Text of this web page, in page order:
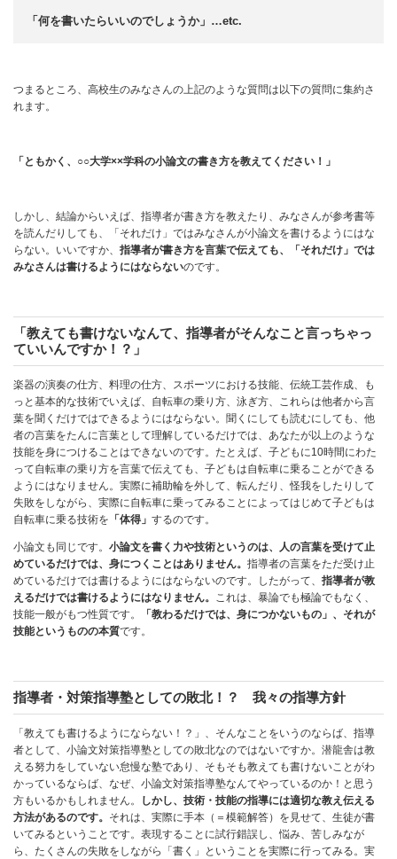
「何を書いたらいいのでしょうか」…etc.
つまるところ、高校生のみなさんの上記のような質問は以下の質問に集約さ
れます。
「ともかく、○○大学××学科の小論文の書き方を教えてください！」
しかし、結論からいえば、指導者が書き方を教えたり、みなさんが参考書等
を読んだりしても、「それだけ」ではみなさんが小論文を書けるようにはな
らない。いいですか、 指導者が書き方を言葉で伝えても、「それだけ」では
みなさんは書けるようにはならないのです。
「教えても書けないなんて、指導者がそんなこと言っちゃっ
ていいんですか！？」
楽器の演奏の仕方、料理の仕方、スポーツにおける技能、伝統工芸作成、も
っと基本的な技術でいえば、自転車の乗り方、泳ぎ方、これらは他者から言
葉を聞くだけではできるようにはならない。聞くにしても読むにしても、他
者の言葉をたんに言葉として理解しているだけでは、あなたが以上のような
技能を身につけることはできないのです。たとえば、子どもに10時間にわた
って自転車の乗り方を言葉で伝えても、子どもは自転車に乗ることができる
ようにはなりません。実際に補助輪を外して、転んだり、怪我をしたりして
失敗をしながら、実際に自転車に乗ってみることによってはじめて子どもは
自転車に乗る技術を 「体得」 するのです。
小論文も同じです。 小論文を書く力や技術というのは、人の言葉を受けて止
めているだけでは、身につくことはありません。 指導者の言葉をただ受け止
めているだけでは書けるようにはならないのです。したがって、 指導者が教
えるだけでは書けるようにはなりません。 これは、暴論でも極論でもなく、
技能一般がもつ性質です。
「教わるだけでは、身につかないもの」、それが
技能というものの本質です。
指導者・対策指導塾としての敗北！？ 我々の指導方針
「教えても書けるようにならない！？」、そんなことをいうのならば、指導
者として、小論文対策指導塾としての敗北なのではないですか。潜龍舎は教
える努力をしていない怠慢な塾であり、そもそも教えても書けないことがわ
かっているならば、なぜ、小論文対策指導塾なんてやっているのか！と思う
方もいるかもしれません。
しかし、技術・技能の指導には適切な教え伝える
方法があるのです。 それは、実際に手本（＝模範解答）を見せて、生徒が書
いてみるということです。表現することに試行錯誤し、悩み、苦しみなが
ら、たくさんの失敗をしながら「書く」ということを実際に行ってみる。実